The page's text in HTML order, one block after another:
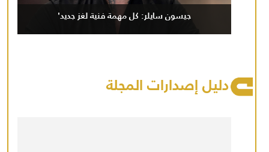
جيسون سايلر: كل مهمة فنية لغز جديد'
دليل إصدارات المجلة